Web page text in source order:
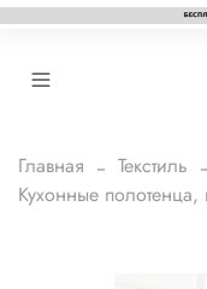
Главная Текстиль
Кухонные полотенца,